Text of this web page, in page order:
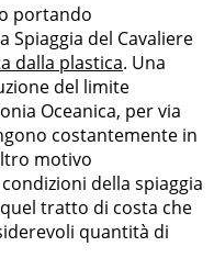
portando
Spiaggia del Cavaliere
dalla plastica. Una
del limite
Oceanica, per via
costantemente in
motivo
della spiaggia
tratto di costa che
quantità di